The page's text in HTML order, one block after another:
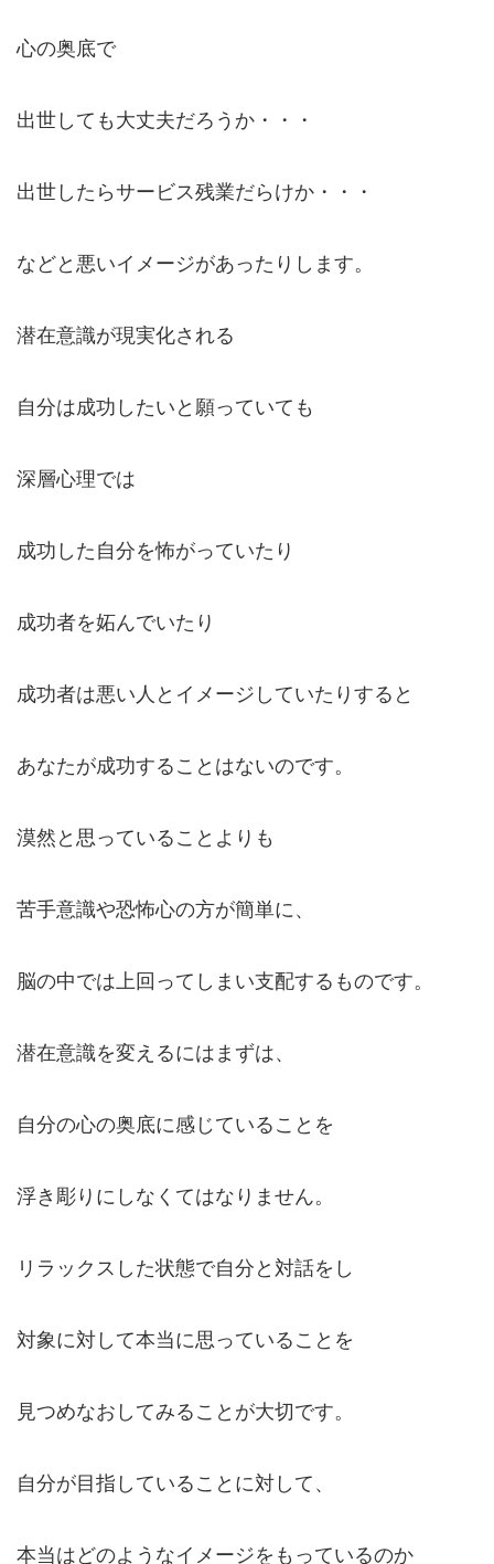
心の奥底で
出世しても大丈夫だろうか・・・
出世したらサービス残業だらけか・・・
などと悪いイメージがあったりします。
潜在意識が現実化される
自分は成功したいと願っていても
深層心理では
成功した自分を怖がっていたり
成功者を妬んでいたり
成功者は悪い人とイメージしていたりすると
あなたが成功することはないのです。
漠然と思っていることよりも
苦手意識や恐怖心の方が簡単に、
脳の中では上回ってしまい支配するものです。
潜在意識を変えるにはまずは、
自分の心の奥底に感じていることを
浮き彫りにしなくてはなりません。
リラックスした状態で自分と対話をし
対象に対して本当に思っていることを
見つめなおしてみることが大切です。
自分が目指していることに対して、
本当はどのようなイメージをもっているのか